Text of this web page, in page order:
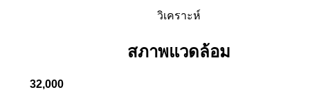
วิเคราะห์
สภาพแวดล้อม
32,000